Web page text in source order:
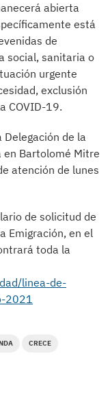
abierta
está
de
social, sanitaria o
urgente
exclusión
COVID-19.
de la
en Bartolomé Mitre
atención de lunes
de solicitud de
Emigración, en el
toda la
linea-de-
2021
CRECE